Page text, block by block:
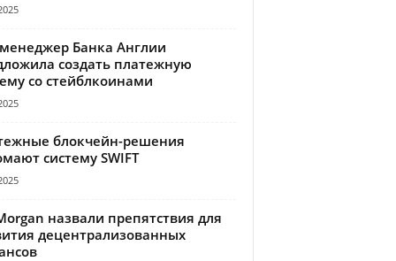
Банка Англии
создать платежную
со стейблкоинами
блокчейн-решения
систему SWIFT
назвали препятствия для
децентрализованных